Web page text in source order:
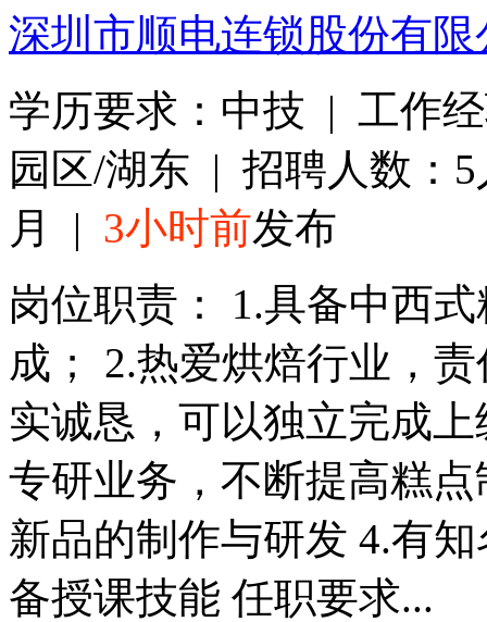
深圳市顺电连锁股份有限
学历要求：中技 | 工作
园区/湖东 | 招聘人数：
月 | 3小时前发布
岗位职责： 1.具备中西
成； 2.热爱烘焙行业，
实诚恳，可以独立完成
专研业务，不断提高糕
新品的制作与研发 4.有
备授课技能 任职要求...